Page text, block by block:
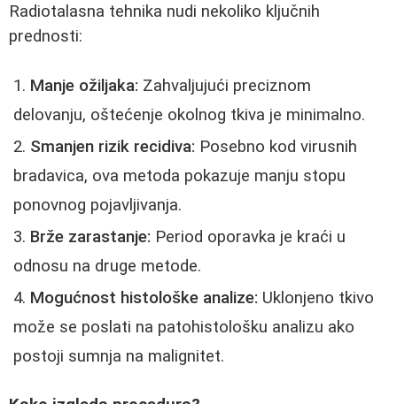
Radiotalasna tehnika nudi nekoliko ključnih
prednosti:
Manje ožiljaka: Zahvaljujući preciznom
delovanju, oštećenje okolnog tkiva je minimalno.
Smanjen rizik recidiva: Posebno kod virusnih
bradavica, ova metoda pokazuje manju stopu
ponovnog pojavljivanja.
Brže zarastanje: Period oporavka je kraći u
odnosu na druge metode.
Mogućnost histološke analize: Uklonjeno tkivo
može se poslati na patohistološku analizu ako
postoji sumnja na malignitet.